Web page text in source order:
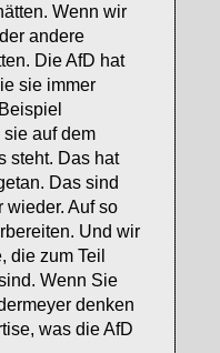
Wenn wir
andere
Die AfD hat
sie immer
sie auf dem
steht. Das hat
Das sind
wieder. Auf so
Und wir
die zum Teil
Wenn Sie
denken
was die AfD